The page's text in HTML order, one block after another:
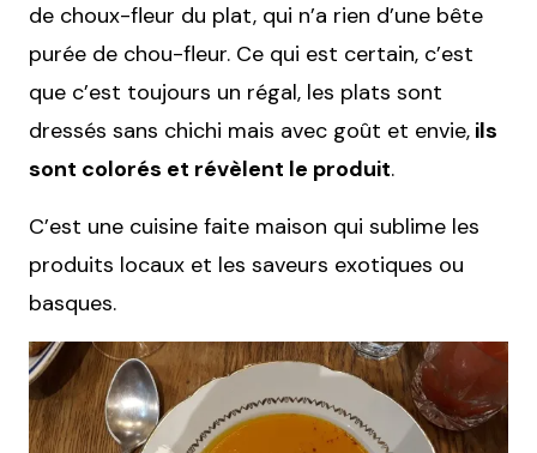
de choux-fleur du plat, qui n’a rien d’une bête
purée de chou-fleur. Ce qui est certain, c’est
que c’est toujours un régal, les plats sont
dressés sans chichi mais avec goût et envie, ils
sont colorés et révèlent le produit.
C’est une cuisine faite maison qui sublime les
produits locaux et les saveurs exotiques ou
basques.